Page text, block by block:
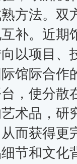
方法。
补。近
以项目、
际合作
，使分
术品，
而获得
节和文